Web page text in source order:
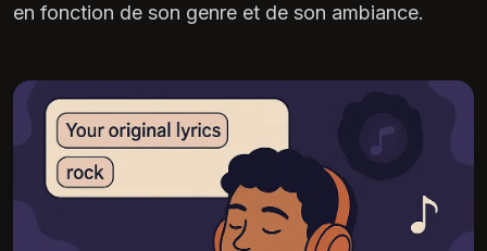
en fonction de son genre et de son ambiance.